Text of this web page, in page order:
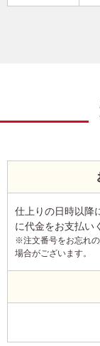
干支(午年) か
仕上りの日時以降
に代金をお支払い
※注文番号をお忘れ
場合がございます。